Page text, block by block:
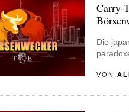
Carry-
Die
VON